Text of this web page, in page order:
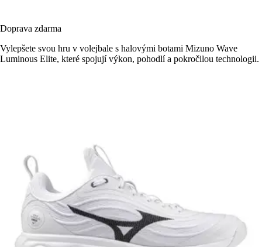
Doprava zdarma
Vylepšete svou hru v volejbale s halovými botami Mizuno Wave
Luminous Elite, které spojují výkon, pohodlí a pokročilou technologii.